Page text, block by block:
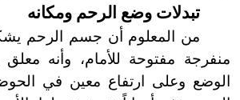
تبدلات وضع الرحم ومكانه
من المعلوم أن جسم الرحم
منفرجة مفتوحة للأمام، وأنه معلق
الوضع وعلى ارتفاع معين في